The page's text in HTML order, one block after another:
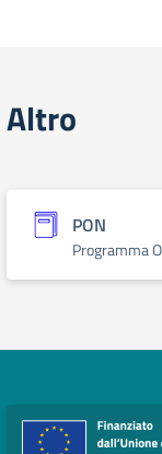
Altro
PON
Programma